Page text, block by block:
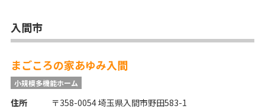
入間市
まごころの家あゆみ入間
小規模多機能ホーム
住所
〒358-0054 埼玉県入間市野田583-1